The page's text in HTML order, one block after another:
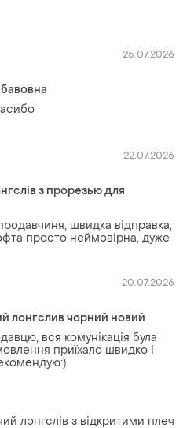
25.07.2026
Спасибо
22.07.2026
з прорезью для
швидка відправка,
просто неймовірна, дуже
20.07.2026
лонгслив чорний новий
вся комунікація була
приїхало швидко і
лонгслів з відкритими